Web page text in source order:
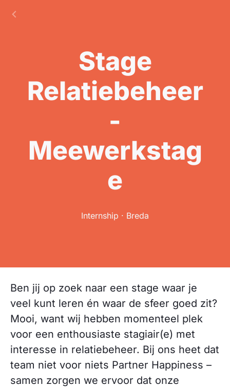
Stage
Relatiebeheer
-
Meewerkstag
e
Internship · Breda
Ben jij op zoek naar een stage waar je
veel kunt leren én waar de sfeer goed zit?
Mooi, want wij hebben momenteel plek
voor een enthousiaste stagiair(e) met
interesse in relatiebeheer. Bij ons heet dat
team niet voor niets Partner Happiness –
samen zorgen we ervoor dat onze